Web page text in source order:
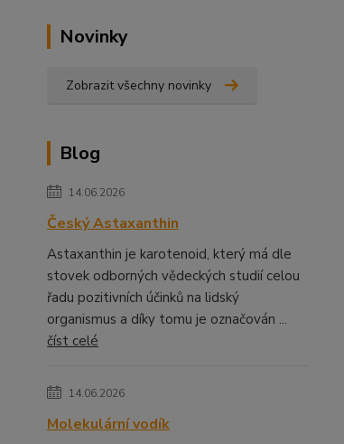
Novinky
Zobrazit všechny novinky
Blog
14.06.2026
Český Astaxanthin
Astaxanthin je karotenoid, který má dle
stovek odborných vědeckých studií celou
řadu pozitivních účinků na lidský
organismus a díky tomu je označován ...
číst celé
14.06.2026
Molekulární vodík